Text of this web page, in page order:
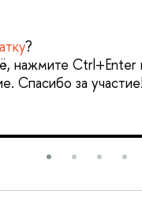
?
нажмите Ctrl+Enter
Спасибо за участие!